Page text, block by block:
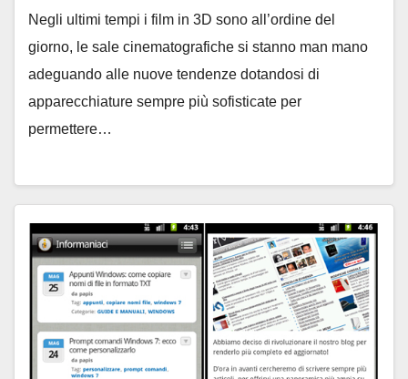
Negli ultimi tempi i film in 3D sono all’ordine del
giorno, le sale cinematografiche si stanno man mano
adeguando alle nuove tendenze dotandosi di
apparecchiature sempre più sofisticate per
permettere…